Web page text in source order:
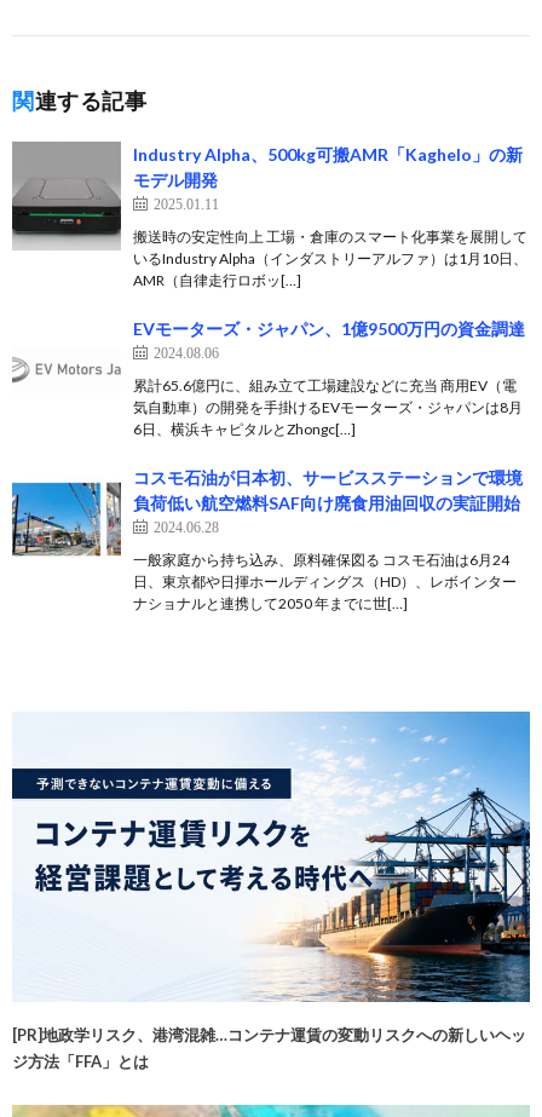
関連する記事
Industry Alpha、500kg可搬AMR「Kaghelo」の新
モデル開発
2025.01.11
搬送時の安定性向上 工場・倉庫のスマート化事業を展開して
いるIndustry Alpha（インダストリーアルファ）は1月10日、
AMR（自律走行ロボッ[…]
EVモーターズ・ジャパン、1億9500万円の資金調達
2024.08.06
累計65.6億円に、組み立て工場建設などに充当 商用EV（電
気自動車）の開発を手掛けるEVモーターズ・ジャパンは8月
6日、横浜キャピタルとZhongc[…]
コスモ石油が日本初、サービスステーションで環境
負荷低い航空燃料SAF向け廃食用油回収の実証開始
2024.06.28
一般家庭から持ち込み、原料確保図る コスモ石油は6月24
日、東京都や日揮ホールディングス（HD）、レボインター
ナショナルと連携して2050 年までに世[…]
[PR]地政学リスク、港湾混雑…コンテナ運賃の変動リスクへの新しいヘッ
ジ方法「FFA」とは